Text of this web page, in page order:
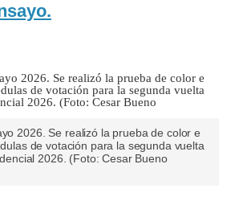
2026. Se realizó la prueba de color e
de votación para la segunda vuelta
2026. (Foto: Cesar Bueno